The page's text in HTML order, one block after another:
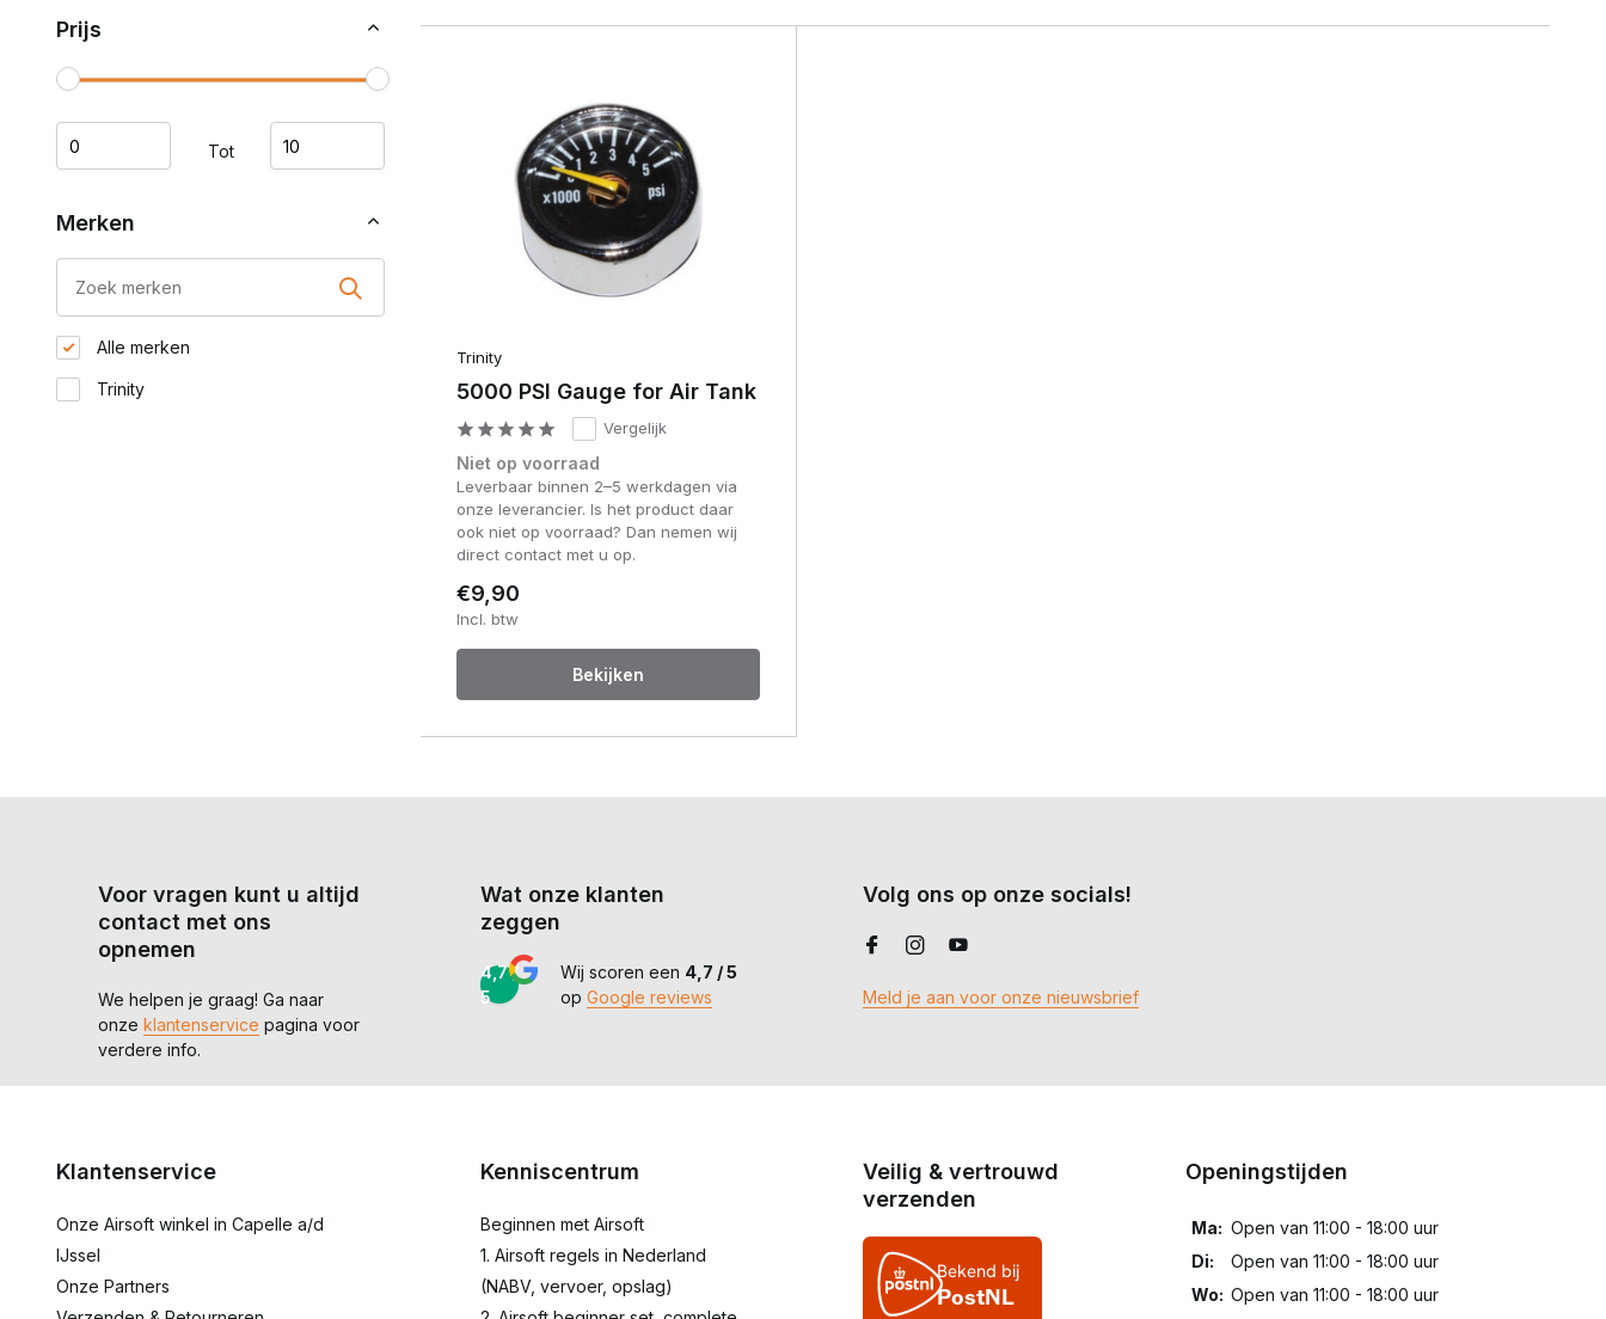
Prijs
Tot
Merken
Alle merken
Trinity
Trinity
5000 PSI Gauge for Air Tank
Vergelijk
Niet op voorraad
Leverbaar binnen 2–5 werkdagen via
onze leverancier. Is het product daar
ook niet op voorraad? Dan nemen wij
direct contact met u op.
€9,90
Incl. btw
Bekijken
Voor vragen kunt u altijd
contact met ons
opnemen
We helpen je graag! Ga naar
onze klantenservice pagina voor
verdere info.
Wat onze klanten
zeggen
4,7 /
5
Wij scoren een 4,7 / 5
op Google reviews
Volg ons op onze socials!
Meld je aan voor onze nieuwsbrief
Klantenservice
Onze Airsoft winkel in Capelle a/d
IJssel
Onze Partners
Kenniscentrum
Beginnen met Airsoft
1. Airsoft regels in Nederland
(NABV, vervoer, opslag)
Veilig & vertrouwd
verzenden
Openingstijden
Ma: Open van 11:00 - 18:00 uur
Di:
Open van 11:00 - 18:00 uur
Wo: Open van 11:00 - 18:00 uur